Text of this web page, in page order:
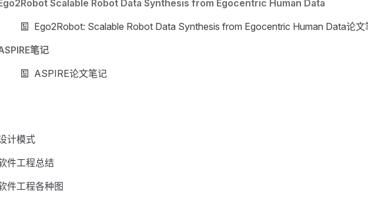
Ego2Robot Scalable Robot Data Synthesis from Egocentric Human Data
Ego2Robot: Scalable Robot Data Synthesis from Egocentric Human Data论文
笔记
ASPIRE论文笔记
计模式
件工程总结
件工程各种图